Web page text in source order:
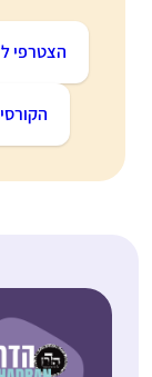
הצטרפי לדף
הקורסים